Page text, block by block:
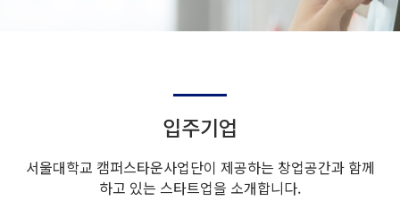
입주기업
서울대학교 캠퍼스타운사업단이 제공하는 창업공간과 함께
하고 있는 스타트업을 소개합니다.